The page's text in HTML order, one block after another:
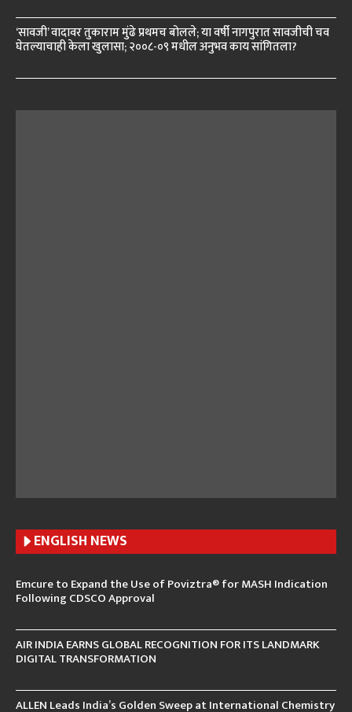
‘सावजी’ वादावर तुकाराम मुंढे प्रथमच बोलले; या वर्षी नागपुरात सावजीची चव
घेतल्याचाही केला खुलासा; २००८-०९ मधील अनुभव काय सांगितला?
ENGLISH NEWS
Emcure to Expand the Use of Poviztra® for MASH Indication
Following CDSCO Approval
AIR INDIA EARNS GLOBAL RECOGNITION FOR ITS LANDMARK
DIGITAL TRANSFORMATION
ALLEN Leads India’s Golden Sweep at International Chemistry